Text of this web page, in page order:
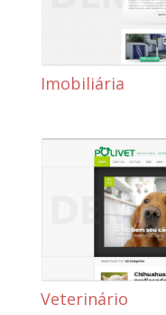
Imobiliária
Veterinário